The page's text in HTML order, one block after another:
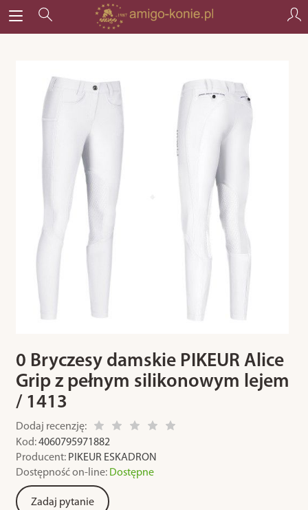
0 Bryczesy damskie PIKEUR Alice
Grip z pełnym silikonowym lejem
/ 1413
Dodaj recenzję:
Kod: 4060795971882
Producent: PIKEUR ESKADRON
Dostępność on-line: Dostępne
Zadaj pytanie